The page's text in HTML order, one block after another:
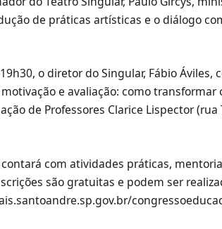
de práticas artísticas e o diálogo
o diretor do Singular, Fábio
e avaliação: como
de Professores Clarice Lispector (rua
com atividades práticas,
são gratuitas e podem ser